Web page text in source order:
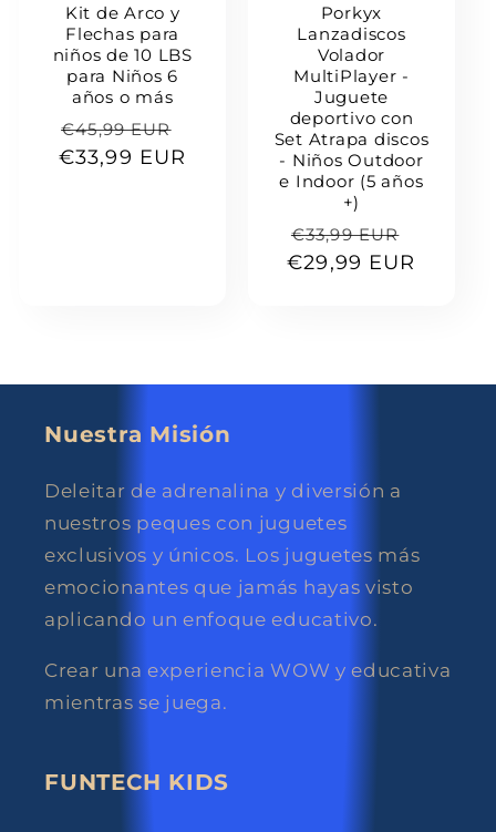
Kit de Arco y
Flechas para
niños de 10 LBS
para Niños 6
años o más
Precio
habitual
€45,99 EUR
€33,99 EUR
Porkyx
Lanzadiscos
Volador
MultiPlayer -
Juguete
deportivo con
Set Atrapa discos
- Niños Outdoor
e Indoor (5 años
+)
Precio
habitual
€33,99 EUR
de
€29,99 EUR
Nuestra Misión
Deleitar de adrenalina y diversión a
nuestros peques con juguetes
exclusivos y únicos. Los juguetes más
emocionantes que jamás hayas visto
aplicando un enfoque educativo.
Crear una experiencia WOW y educativa
mientras se juega.
FUNTECH KIDS